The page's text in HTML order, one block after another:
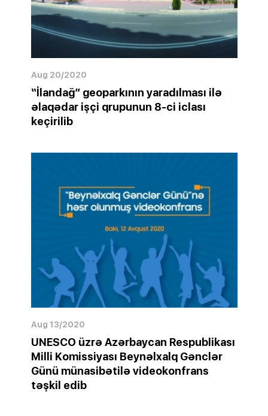
Aug 20/2020
“İlandağ” geoparkının yaradılması ilə
əlaqədar işçi qrupunun 8-ci iclası
keçirilib
Aug 13/2020
UNESCO üzrə Azərbaycan Respublikası
Milli Komissiyası Beynəlxalq Gənclər
Günü münasibətilə videokonfrans
təşkil edib